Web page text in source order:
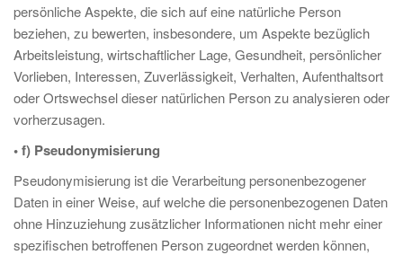
persönliche Aspekte, die sich auf eine natürliche Person
beziehen, zu bewerten, insbesondere, um Aspekte bezüglich
Arbeitsleistung, wirtschaftlicher Lage, Gesundheit, persönlicher
Vorlieben, Interessen, Zuverlässigkeit, Verhalten, Aufenthaltsort
oder Ortswechsel dieser natürlichen Person zu analysieren oder
vorherzusagen.
• f) Pseudonymisierung
Pseudonymisierung ist die Verarbeitung personenbezogener
Daten in einer Weise, auf welche die personenbezogenen Daten
ohne Hinzuziehung zusätzlicher Informationen nicht mehr einer
spezifischen betroffenen Person zugeordnet werden können,